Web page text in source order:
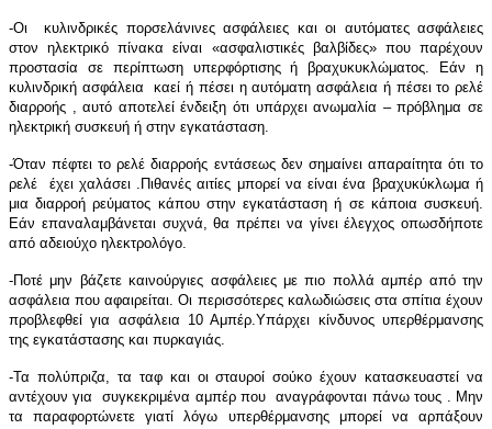
-Οι κυλινδρικές πορσελάνινες ασφάλειες και οι αυτόματες ασφάλειες
στον ηλεκτρικό πίνακα είναι «ασφαλιστικές βαλβίδες» που παρέχουν
προστασία σε περίπτωση υπερφόρτισης ή βραχυκυκλώματος. Εάν η
κυλινδρική ασφάλεια καεί ή πέσει η αυτόματη ασφάλεια ή πέσει το ρελέ
διαρροής , αυτό αποτελεί ένδειξη ότι υπάρχει ανωμαλία – πρόβλημα σε
ηλεκτρική συσκευή ή στην εγκατάσταση.
-Όταν πέφτει το ρελέ διαρροής εντάσεως δεν σημαίνει απαραίτητα ότι το
ρελέ έχει χαλάσει .Πιθανές αιτίες μπορεί να είναι ένα βραχυκύκλωμα ή
μια διαρροή ρεύματος κάπου στην εγκατάσταση ή σε κάποια συσκευή.
Εάν επαναλαμβάνεται συχνά, θα πρέπει να γίνει έλεγχος οπωσδήποτε
από αδειούχο ηλεκτρολόγο.
-Ποτέ μην βάζετε καινούργιες ασφάλειες με πιο πολλά αμπέρ από την
ασφάλεια που αφαιρείται. Οι περισσότερες καλωδιώσεις στα σπίτια έχουν
προβλεφθεί για ασφάλεια 10 Αμπέρ.Υπάρχει κίνδυνος υπερθέρμανσης
της εγκατάστασης και πυρκαγιάς.
-Τα πολύπριζα, τα ταφ και οι σταυροί σούκο έχουν κατασκευαστεί να
αντέχουν για συγκεκριμένα αμπέρ που αναγράφονται πάνω τους . Μην
τα παραφορτώνετε γιατί λόγω υπερθέρμανσης μπορεί να αρπάξουν